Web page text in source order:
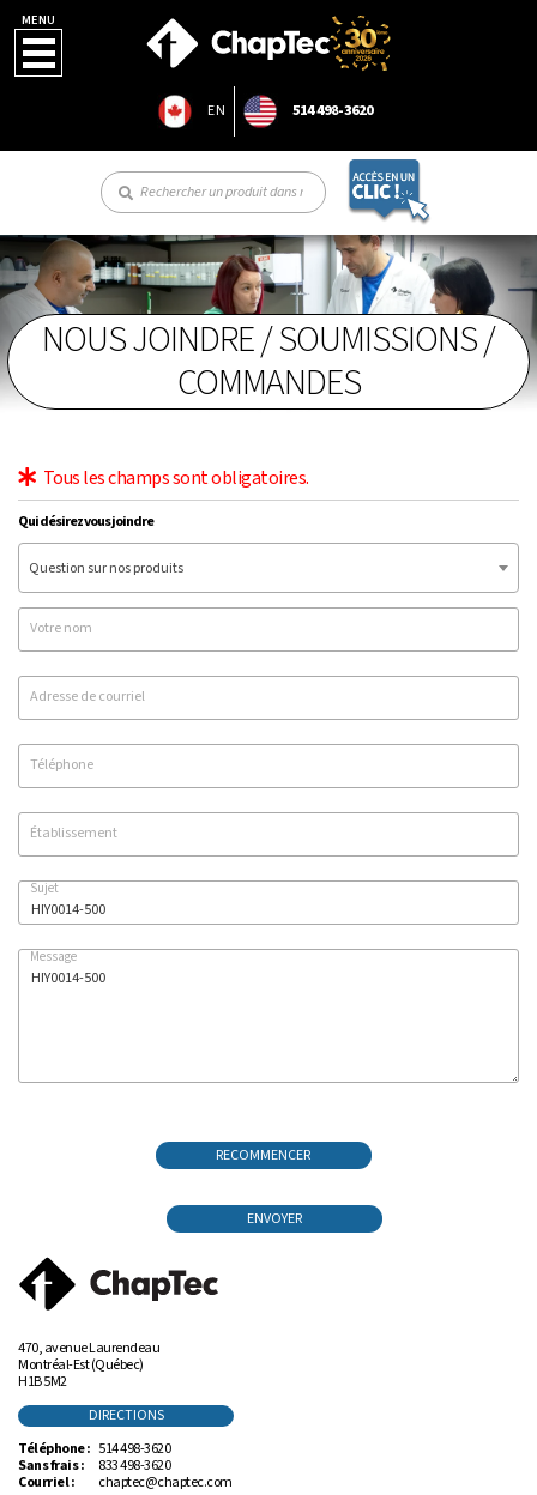
MENU
EN 514 498-3620
NOUS JOINDRE / SOUMISSIONS /
COMMANDES
Tous les champs sont obligatoires.
Qui désirez vous joindre
Question sur nos produits
Votre nom
Adresse de courriel
Téléphone
Établissement
Sujet
Message
RECOMMENCER
ENVOYER
470, avenue Laurendeau
Montréal-Est (Québec)
H1B 5M2
DIRECTIONS
Téléphone : 514 498-3620
Sans frais :
833 498-3620
Courriel :
chaptec@chaptec.com